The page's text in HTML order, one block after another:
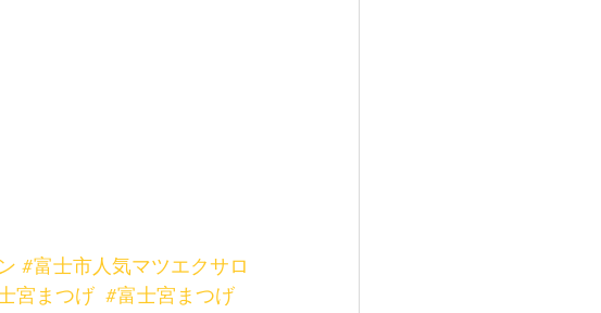
#富士市人気マツエクサロ
宮まつげ #富士宮まつげ